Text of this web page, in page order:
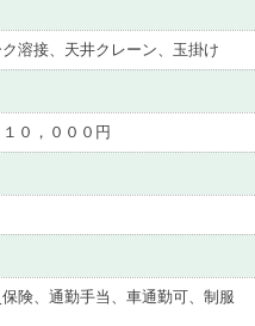
溶接、天井クレーン、玉掛け
０，０００円
険、通勤手当、車通勤可、制服